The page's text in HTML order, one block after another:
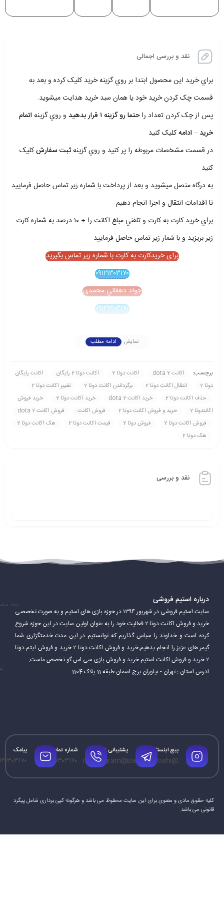
نقد و بررسی اجمالی
براي خريد اين محصول ابتدا بر روي گزينه خريد کليک کرده و بعد به
قسمت چک کردن خريد خود يا همان سبد خريد هدايت ميشويد.
پس از چک کردن تعداد راحتما رو گزينه ۱ قرار بدهيد و روي گزينهاتمام
خريد – ادامهکليک کنيد
در قسمت مشخصات مربوطه را پر کنيد و روي گزينهثبت سفارشکليک
کنيد
به درگاه متصل ميشويد و بعد از پرداخت با شماره زير تماس حاصل فرماييد
تا اقدامات انتقال و اجرا انجام دهيم
براي خريد کارت به کارت و تلفني مبلغ اکانت را + ۱۰ درصد به شماره کارت
زير بريزيد و با شمار زير تماس حاصل فرماييد
برای خریدکارت به کارت با شماره زیر تماس بگیرید
۰۹۱۲۱۳۰۳۱۷۰
جواد دهقاني محمدي
۰۹۱۲۱۳۰۳۱۷۰
نمایش ادامه مطلب
برچسب: اکانت dota 2 اکانت دوتا 2 اکانت دوتا 2 رايگان
اکانت رايگان
دوتا 2
انتقال اکانت دوتا 2 برگرداندن اکانت دوتا 2
تغيير اکانت دوتا 2
حذف اکانت دوتا 2
خريد اکانت dota 2 خريد اکانت دوتا 2
خريد فروش
اکانتدوتا 2
خريد و فروش اکانت دوتا 2 فروش اکانت
فروش اکانت dota 2
فروش اکانت دوتا 2
فروش دوتا 2 قيمت اکانت دوتا 2
هک اکانت دوتا 2
هک دوتا 2
نقد و بررسی
درباره استیم فروشی
سایت استیم فروشی در شهریور ۱۳۹۴ در حوزه بازی های استیم و به صورت تخصصی
خرید و فروش اکانت دوتا ۲ فعالیت خود را به عنوان اولین سایت در این حوزه شروع
کرده است و خداوند را سپاس گذاریم که توانستیم در این مدت خدمتگزاری شما
گیمر های عزیز را انجام بدهیم.خرید و فروش اکانت دوتا ۲ خرید و فروش ایتم دوتا
۲ خرید و فروش اکانت استیم خرید و فروش بازی سی اس گو تخصص ماست.
ادرس استان : تهران - نیاوران برج اسمان طبقه 11 پلاک 1104
نماد
پیج اینستاگرام
@steamforoshi
پشتیبانی تلگرام
@mrtelegram
شماره تماس
۰۹۱۲۱۳۰۳۱۷۰
پیامک
کلیه حقوق مادی و معنوی برای این سایت محفوظ می باشد و هرگونه کپی برداری شامل پیگرد
قانونی می باشد.